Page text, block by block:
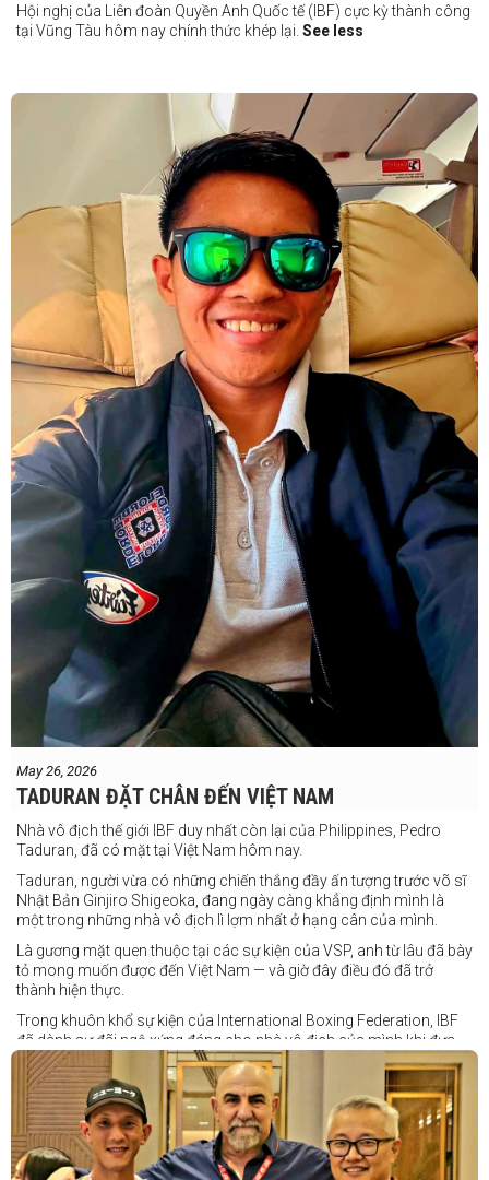
Hội nghị của Liên đoàn Quyền Anh Quốc tế (IBF) cực kỳ thành công
tại Vũng Tàu hôm nay chính thức khép lại. See less
May 26, 2026
TADURAN ĐẶT CHÂN ĐẾN VIỆT NAM
Nhà vô địch thế giới IBF duy nhất còn lại của Philippines, Pedro
Taduran, đã có mặt tại Việt Nam hôm nay.
Taduran, người vừa có những chiến thắng đầy ấn tượng trước võ sĩ
Nhật Bản Ginjiro Shigeoka, đang ngày càng khẳng định mình là
một trong những nhà vô địch lì lợm nhất ở hạng cân của mình.
Là gương mặt quen thuộc tại các sự kiện của VSP, anh từ lâu đã bày
tỏ mong muốn được đến Việt Nam — và giờ đây điều đó đã trở
thành hiện thực.
Trong khuôn khổ sự kiện của International Boxing Federation, IBF
đã dành sự đãi ngộ xứng đáng cho nhà vô địch của mình khi đưa
Taduran đến Việt Nam bằng vé hạng thương gia.
Một chuyến đi hoàn toàn xứng đáng cho một “chiến binh đường xa”
thực thụ